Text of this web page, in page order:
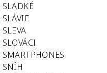
SLADKÉ
SLÁVIE
SLEVA
SLOVÁCI
SMARTPHONES
SNÍH